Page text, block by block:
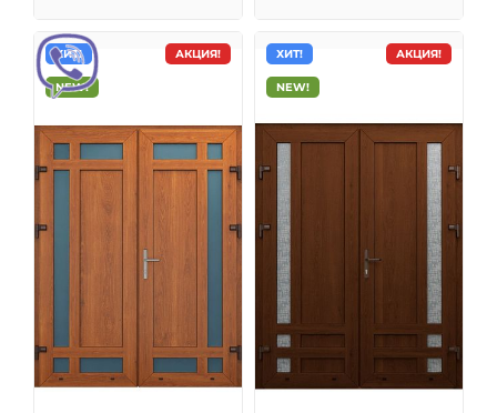
АКЦИЯ!
ХИТ!
NEW!
АКЦИЯ!
ХИТ!
NEW!